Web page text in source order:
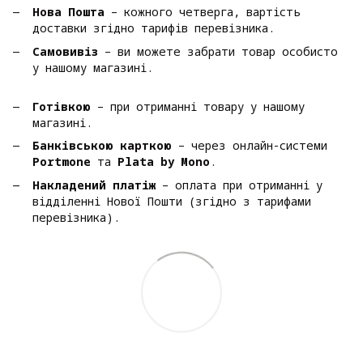
Нова Пошта – кожного четверга, вартість
доставки згідно тарифів перевізника.
Самовивіз – ви можете забрати товар особисто
у нашому магазині.
Готівкою – при отриманні товару у нашому
магазині.
Банківською карткою – через онлайн-системи
Portmone та Plata by Mono .
Накладений платіж– оплата при отриманні у
відділенні Нової Пошти (згідно з тарифами
перевізника).